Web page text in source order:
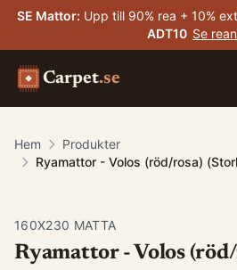
SE Mattor: Upp till 90% rea + 10%
ADT10 Se
Carpet.se
Hem
Produkter
Ryamattor - Volos (röd/rosa)
160X230 MATTA
Ryamattor - Volos